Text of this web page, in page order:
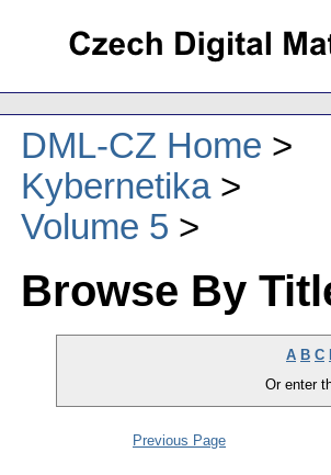
DML-CZ Home
Kybernetika
Volume 5
Browse By
A B C
Or enter
Previous Page